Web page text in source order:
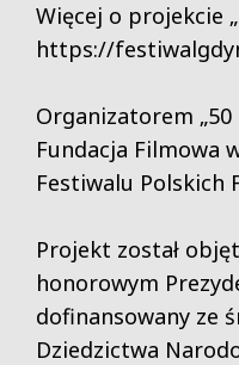
Więcej o projekcie
https://
Organizatorem „50
Fundacja Filmowa
Festiwalu Polskich
Projekt został
honorowym
dofinansowany ze
Dziedzictwa